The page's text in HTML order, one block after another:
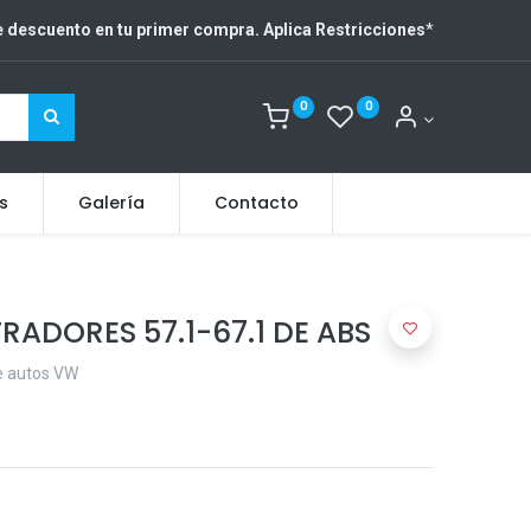
descuento en tu primer compra. Aplica Restricciones*
0 0
Galería Contacto
57.1-67.1 DE ABS
autos VW